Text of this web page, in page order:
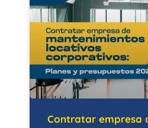
Contratar empresa